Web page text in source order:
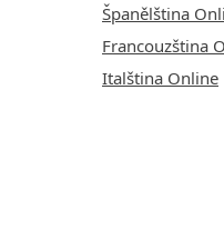
Španělština
Francouzština
Italština Online